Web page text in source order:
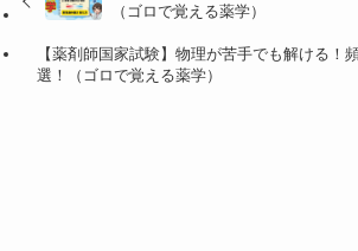
（ゴロで覚える薬学）
【薬剤師国家試験】物理が苦手でも解ける！
選！（ゴロで覚える薬学）